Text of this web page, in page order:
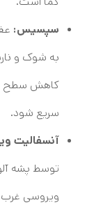
سپسیس:
به شوک و
کاهش سطح
سریع شود.
آنسفالیت
توسط پشه
ویروسی